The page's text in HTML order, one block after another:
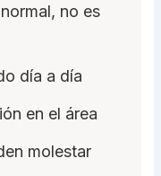
no es
día a día
en el área
molestar